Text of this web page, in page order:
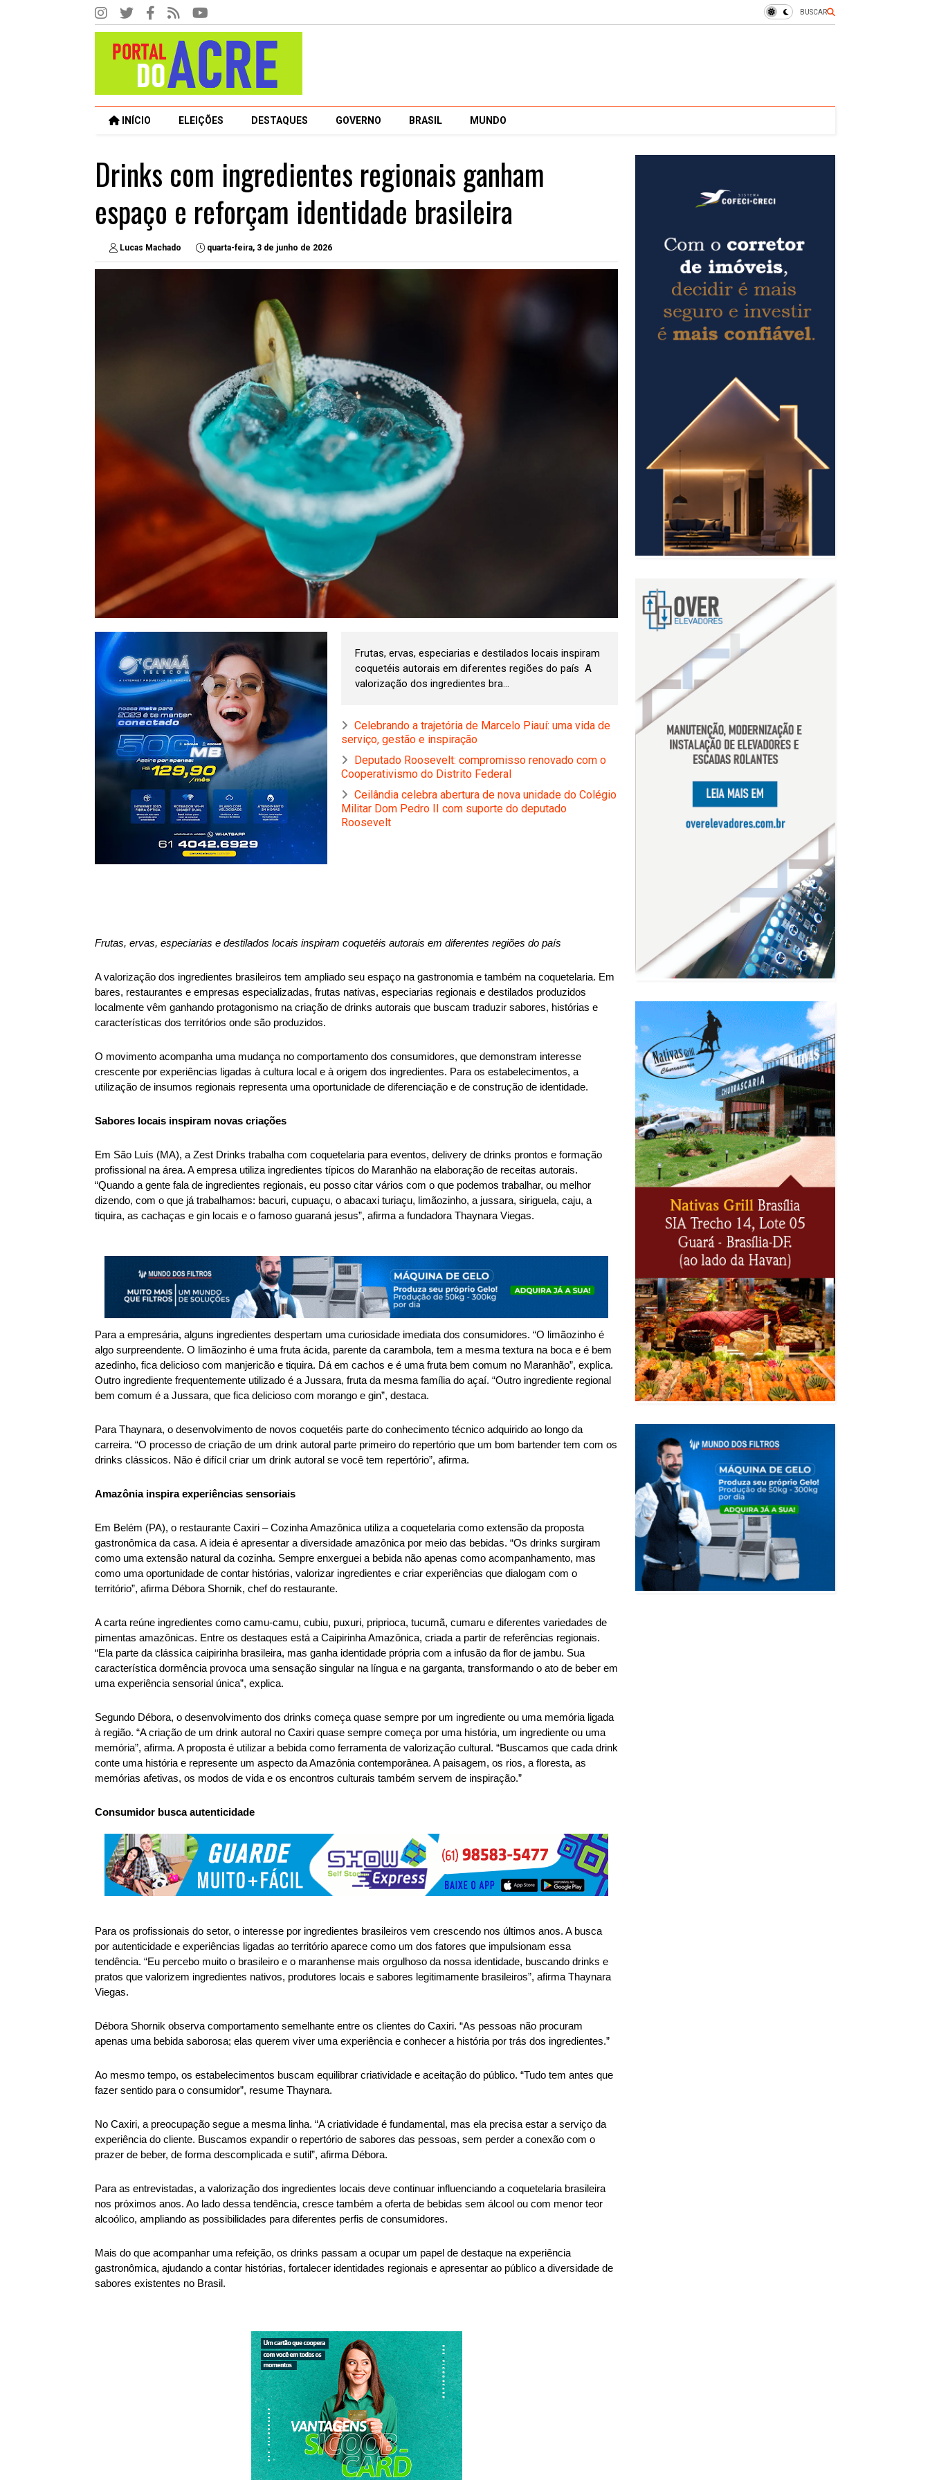
BUSCAR
INÍCIO ELEIÇÕES DESTAQUES GOVERNO BRASIL MUNDO
Drinks com ingredientes regionais ganham
espaço e reforçam identidade brasileira
Lucas Machado quarta-feira, 3 de junho de 2026
Frutas, ervas, especiarias e destilados locais inspiram
coquetéis autorais em diferentes regiões do país A
valorização dos ingredientes bra...
Celebrando a trajetória de Marcelo Piauí: uma vida de
serviço, gestão e inspiração
Deputado Roosevelt: compromisso renovado com o
Cooperativismo do Distrito Federal
Ceilândia celebra abertura de nova unidade do Colégio
Militar Dom Pedro II com suporte do deputado
Roosevelt
Frutas, ervas, especiarias e destilados locais inspiram coquetéis autorais em diferentes regiões do país
A valorização dos ingredientes brasileiros tem ampliado seu espaço na gastronomia e também na coquetelaria. Em
bares, restaurantes e empresas especializadas, frutas nativas, especiarias regionais e destilados produzidos
localmente vêm ganhando protagonismo na criação de drinks autorais que buscam traduzir sabores, histórias e
características dos territórios onde são produzidos.
O movimento acompanha uma mudança no comportamento dos consumidores, que demonstram interesse
crescente por experiências ligadas à cultura local e à origem dos ingredientes. Para os estabelecimentos, a
utilização de insumos regionais representa uma oportunidade de diferenciação e de construção de identidade.
Sabores locais inspiram novas criações
Em São Luís (MA), a Zest Drinks trabalha com coquetelaria para eventos, delivery de drinks prontos e formação
profissional na área. A empresa utiliza ingredientes típicos do Maranhão na elaboração de receitas autorais.
“Quando a gente fala de ingredientes regionais, eu posso citar vários com o que podemos trabalhar, ou melhor
dizendo, com o que já trabalhamos: bacuri, cupuaçu, o abacaxi turiaçu, limãozinho, a jussara, siriguela, caju, a
tiquira, as cachaças e gin locais e o famoso guaraná jesus”, afirma a fundadora Thaynara Viegas.
Para a empresária, alguns ingredientes despertam uma curiosidade imediata dos consumidores. “O limãozinho é
algo surpreendente. O limãozinho é uma fruta ácida, parente da carambola, tem a mesma textura na boca e é bem
azedinho, fica delicioso com manjericão e tiquira. Dá em cachos e é uma fruta bem comum no Maranhão”, explica.
Outro ingrediente frequentemente utilizado é a Jussara, fruta da mesma família do açaí. “Outro ingrediente regional
bem comum é a Jussara, que fica delicioso com morango e gin”, destaca.
Para Thaynara, o desenvolvimento de novos coquetéis parte do conhecimento técnico adquirido ao longo da
carreira. “O processo de criação de um drink autoral parte primeiro do repertório que um bom bartender tem com os
drinks clássicos. Não é difícil criar um drink autoral se você tem repertório”, afirma.
Amazônia inspira experiências sensoriais
Em Belém (PA), o restaurante Caxiri – Cozinha Amazônica utiliza a coquetelaria como extensão da proposta
gastronômica da casa. A ideia é apresentar a diversidade amazônica por meio das bebidas. “Os drinks surgiram
como uma extensão natural da cozinha. Sempre enxerguei a bebida não apenas como acompanhamento, mas
como uma oportunidade de contar histórias, valorizar ingredientes e criar experiências que dialogam com o
território”, afirma Débora Shornik, chef do restaurante.
A carta reúne ingredientes como camu-camu, cubiu, puxuri, priprioca, tucumã, cumaru e diferentes variedades de
pimentas amazônicas. Entre os destaques está a Caipirinha Amazônica, criada a partir de referências regionais.
“Ela parte da clássica caipirinha brasileira, mas ganha identidade própria com a infusão da flor de jambu. Sua
característica dormência provoca uma sensação singular na língua e na garganta, transformando o ato de beber em
uma experiência sensorial única”, explica.
Segundo Débora, o desenvolvimento dos drinks começa quase sempre por um ingrediente ou uma memória ligada
à região. “A criação de um drink autoral no Caxiri quase sempre começa por uma história, um ingrediente ou uma
memória”, afirma. A proposta é utilizar a bebida como ferramenta de valorização cultural. “Buscamos que cada drink
conte uma história e represente um aspecto da Amazônia contemporânea. A paisagem, os rios, a floresta, as
memórias afetivas, os modos de vida e os encontros culturais também servem de inspiração.”
Consumidor busca autenticidade
Para os profissionais do setor, o interesse por ingredientes brasileiros vem crescendo nos últimos anos. A busca
por autenticidade e experiências ligadas ao território aparece como um dos fatores que impulsionam essa
tendência. “Eu percebo muito o brasileiro e o maranhense mais orgulhoso da nossa identidade, buscando drinks e
pratos que valorizem ingredientes nativos, produtores locais e sabores legitimamente brasileiros”, afirma Thaynara
Viegas.
Débora Shornik observa comportamento semelhante entre os clientes do Caxiri. “As pessoas não procuram
apenas uma bebida saborosa; elas querem viver uma experiência e conhecer a história por trás dos ingredientes.”
Ao mesmo tempo, os estabelecimentos buscam equilibrar criatividade e aceitação do público. “Tudo tem antes que
fazer sentido para o consumidor”, resume Thaynara.
No Caxiri, a preocupação segue a mesma linha. “A criatividade é fundamental, mas ela precisa estar a serviço da
experiência do cliente. Buscamos expandir o repertório de sabores das pessoas, sem perder a conexão com o
prazer de beber, de forma descomplicada e sutil”, afirma Débora.
Para as entrevistadas, a valorização dos ingredientes locais deve continuar influenciando a coquetelaria brasileira
nos próximos anos. Ao lado dessa tendência, cresce também a oferta de bebidas sem álcool ou com menor teor
alcoólico, ampliando as possibilidades para diferentes perfis de consumidores.
Mais do que acompanhar uma refeição, os drinks passam a ocupar um papel de destaque na experiência
gastronômica, ajudando a contar histórias, fortalecer identidades regionais e apresentar ao público a diversidade de
sabores existentes no Brasil.